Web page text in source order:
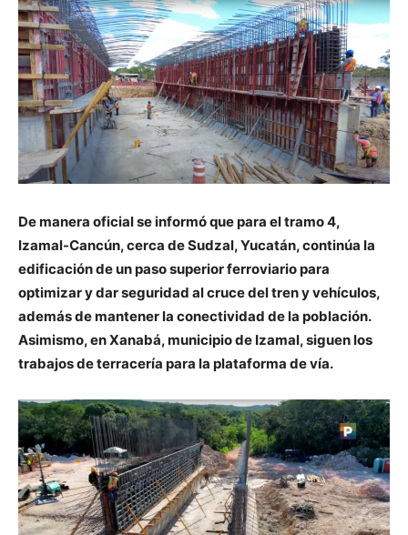
De manera oficial se informó que para el tramo 4,
Izamal-Cancún, cerca de Sudzal, Yucatán, continúa la
edificación de un paso superior ferroviario para
optimizar y dar seguridad al cruce del tren y vehículos,
además de mantener la conectividad de la población.
Asimismo, en Xanabá, municipio de Izamal, siguen los
trabajos de terracería para la plataforma de vía.